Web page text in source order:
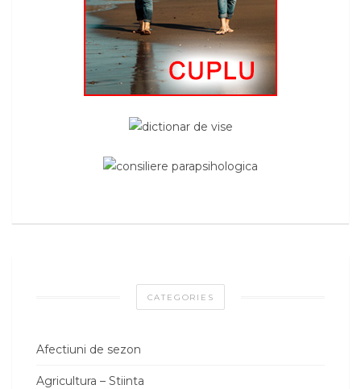
CATEGORIES
Afectiuni de sezon
Agricultura – Stiinta